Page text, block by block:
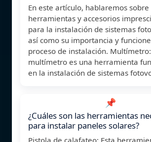
En este artículo, hablaremos sobre
herramientas y accesorios
para la instalación de sistemas
así como su importancia y
proceso de instalación.
multímetro es una herramienta
en la instalación de sistemas
📌
¿Cuáles son las herramientas
para instalar paneles solares?
Pistola de calafateo: Esta